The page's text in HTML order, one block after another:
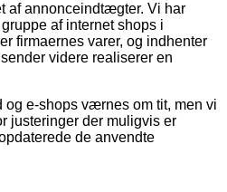
af annonceindtægter. Vi har
af internet shops i
firmaernes varer, og indhenter
videre realiserer en
og e-shops værnes om tit, men vi
justeringer der muligvis er
de anvendte